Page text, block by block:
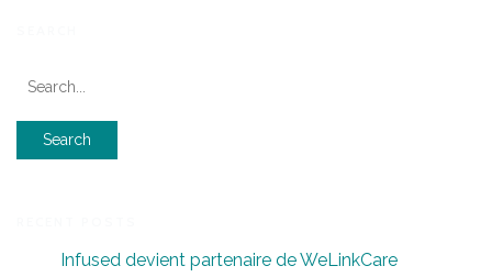
Infused devient partenaire de WeLinkCare